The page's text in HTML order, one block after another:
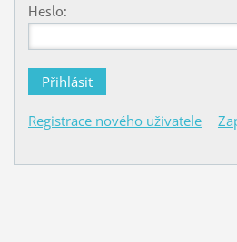
Heslo:
Registrace nového uživatele